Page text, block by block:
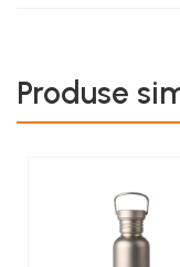
Produse